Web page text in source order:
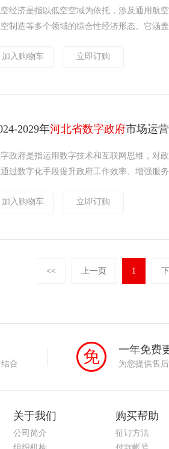
经济是指以低空空域为依托，涉及通用航
制造等多个领域的综合性经济形态。它涵
加入购物车 立即订购
2029年河北省数字政府市场运
政府是指运用数字技术和互联网思维，对
过数字化手段提升政府工作效率、增强服
加入购物车 立即订购
<< 上一页 1
合 免 一年免费
为您提供售
关于我们
公司简介
购买帮助
征订方法